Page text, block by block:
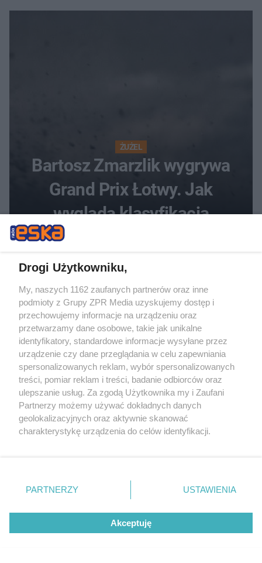
ŻUŻEL
Bartosz Zmarzlik wygrywa
Grand Prix Łotwy. Jak
wygląda klasyfikacja
TENIS ZIEMNY
Turniej WTA w Toronto. Iga
Świątek w ćwierćfinale po
trudnym meczu z Kostiuk
Drogi Użytkowniku,
My, naszych 1162 zaufanych partnerów oraz inne
podmioty z Grupy ZPR Media uzyskujemy dostęp i
przechowujemy informacje na urządzeniu oraz
przetwarzamy dane osobowe, takie jak unikalne
identyfikatory, standardowe informacje wysyłane przez
urządzenie czy dane przeglądania w celu zapewniania
spersonalizowanych reklam, wybór spersonalizowanych
treści, pomiar reklam i treści, badanie odbiorców oraz
ulepszanie usług. Za zgodą Użytkownika my i Zaufani
Partnerzy możemy używać dokładnych danych
geolokalizacyjnych oraz aktywnie skanować
charakterystykę urządzenia do celów identyfikacji.
zmienić/wycofać klikając przycisk ustawień prywatności
znajdujący się w lewym dolnym rogu strony
rodzaje przetwarzania danych nie wymagają zgody
użytkownika, ale masz prawo sprzeciwić się takiemu
przetwarzaniu. Preferencje będą miały zastosowanie tylko
PARTNERZY USTAWIENIA
Akceptuję